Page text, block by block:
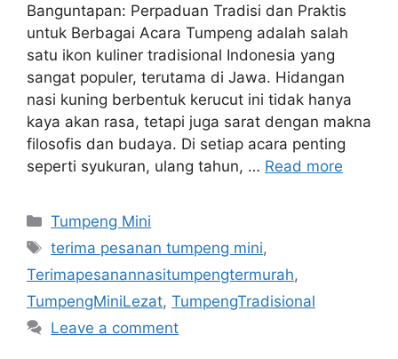
Banguntapan: Perpaduan Tradisi dan Praktis
untuk Berbagai Acara Tumpeng adalah salah
satu ikon kuliner tradisional Indonesia yang
sangat populer, terutama di Jawa. Hidangan
nasi kuning berbentuk kerucut ini tidak hanya
kaya akan rasa, tetapi juga sarat dengan makna
filosofis dan budaya. Di setiap acara penting
seperti syukuran, ulang tahun, … Read more
Categories
Tumpeng Mini
Tags
terima pesanan tumpeng mini,
Terimapesanannasitumpengtermurah,
TumpengMiniLezat, TumpengTradisional
Leave a comment